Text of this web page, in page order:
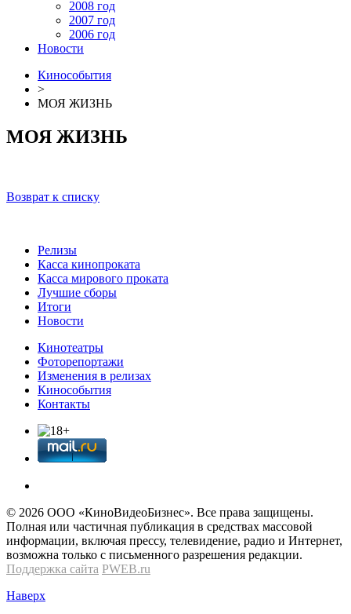
2008 год
2007 год
2006 год
Новости
Кинособытия
>
МОЯ ЖИЗНЬ
МОЯ ЖИЗНЬ
Возврат к списку
Релизы
Касса кинопроката
Касса мирового проката
Лучшие сборы
Итоги
Новости
Кинотеатры
Фоторепортажи
Изменения в релизах
Кинособытия
Контакты
© 2026 OOО «КиноВидеоБизнес». Все права защищены.
Полная или частичная публикация в средствах массовой
информации, включая прессу, телевидение, радио и Интернет,
возможна только с письменного разрешения редакции.
Поддержка сайта PWEB.ru
Наверх